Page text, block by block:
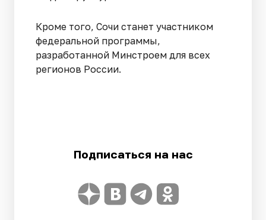
Кроме того, Сочи станет участником
федеральной программы,
разработанной Минстроем для всех
регионов России.
Подписаться на нас